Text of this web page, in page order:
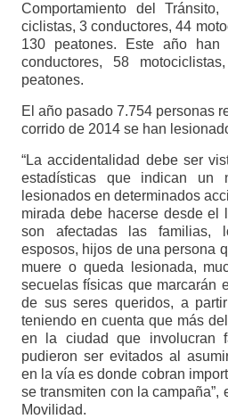
Comportamiento del
ciclistas, 3 conductores, 44
130 peatones. Este año
conductores, 58
peatones.
El año pasado 7.754 personas
corrido de 2014 se han
“La accidentalidad debe ser
estadísticas que indican un
lesionados en determinados
mirada debe hacerse desde el
son afectadas las familias,
esposos, hijos de una persona
muere o queda lesionada,
secuelas físicas que marcarán
de sus seres queridos, a
teniendo en cuenta que más
en la ciudad que involucran
pudieron ser evitados al
en la vía es donde cobran
se transmiten con la campaña”,
Movilidad.